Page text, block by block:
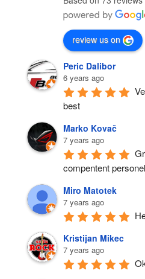
review us on
Peric Dalibor
6 years ago
best
Marko Kovač
7 years ago
compentent
Miro Matotek
7 years ago
Kristijan Mikec
7 years ago